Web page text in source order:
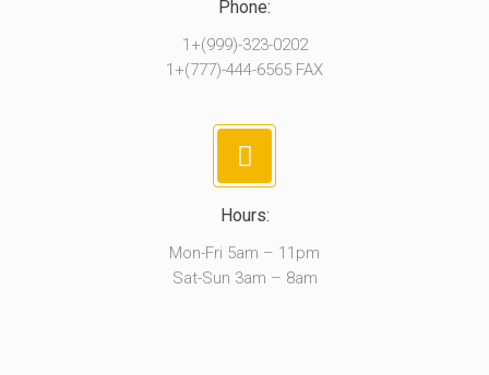
Phone:
1+(999)-323-0202
1+(777)-444-6565 FAX
Hours:
Mon-Fri 5am – 11pm
Sat-Sun 3am – 8am